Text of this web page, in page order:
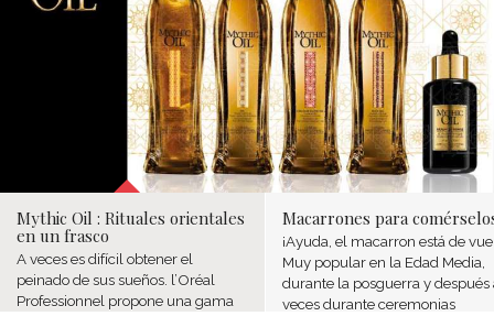
Mythic Oil : Rituales orientales
en un frasco
A veces es difícil obtener el
peinado de sus sueños. l’Oréal
Professionnel propone una gama
Macarrones para
¡Ayuda, el macarron está de
Muy popular en la Edad Media,
durante la posguerra y después
veces durante ceremonias